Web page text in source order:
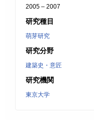
2005 – 2007
研究種目
萌芽研究
研究分野
建築史・意匠
研究機関
東京大学